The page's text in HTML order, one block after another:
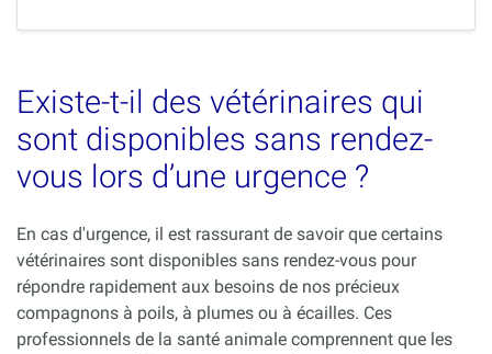
Existe-t-il des vétérinaires qui
sont disponibles sans rendez-
vous lors d’une urgence ?
En cas d'urgence, il est rassurant de savoir que certains
vétérinaires sont disponibles sans rendez-vous pour
répondre rapidement aux besoins de nos précieux
compagnons à poils, à plumes ou à écailles. Ces
professionnels de la santé animale comprennent que les